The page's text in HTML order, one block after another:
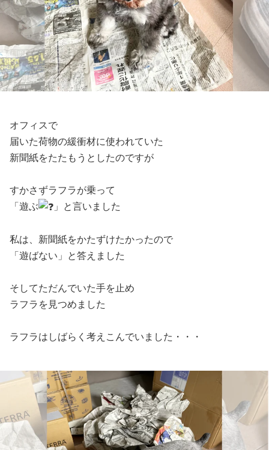
オフィスで
届いた荷物の緩衝材に使われていた
新聞紙をたたもうとしたのですが
すかさずラフラが乗って
「遊ぶ
」と言いました
私は、新聞紙をかたずけたかったので
「遊ばない」と答えました
そしてただんでいた手を止め
ラフラを見つめました
ラフラはしばらく考えこんでいました・・・